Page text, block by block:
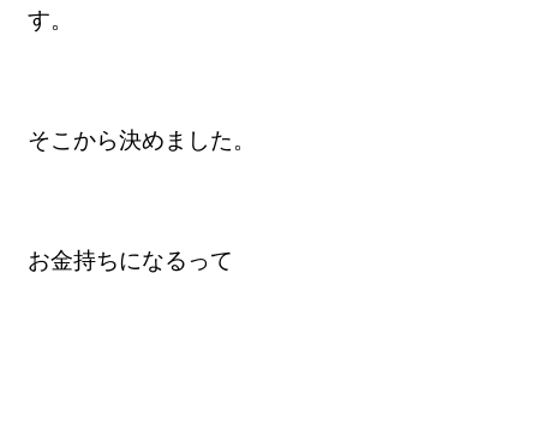
す。
そこから決めました。
お金持ちになるって